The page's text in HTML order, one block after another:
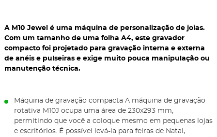
A M10 Jewel é uma máquina de personalização de joias.
Com um tamanho de uma folha A4, este gravador
compacto foi projetado para gravação interna e externa
de anéis e pulseiras e exige muito pouca manipulação ou
manutenção técnica.
Máquina de gravação compacta A máquina de gravação
rotativa M10J ocupa uma área de 230x293 mm,
permitindo que você a coloque mesmo em pequenas lojas
e escritórios. É possível levá-la para feiras de Natal,